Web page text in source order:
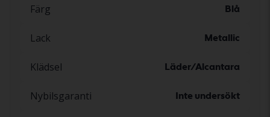
Färg Blå
Lack Metallic
Klädsel Läder/Alcantara
Nybilsgaranti Inte undersökt